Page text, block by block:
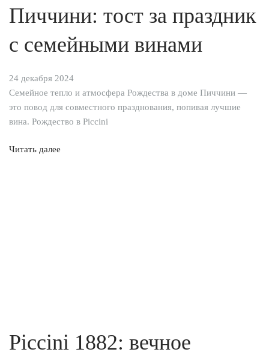
Пиччини: тост за праздник
с семейными винами
24 декабря 2024
Семейное тепло и атмосфера Рождества в доме Пиччини —
это повод для совместного празднования, попивая лучшие
вина. Рождество в Piccini
Читать далее
Piccini 1882: вечное